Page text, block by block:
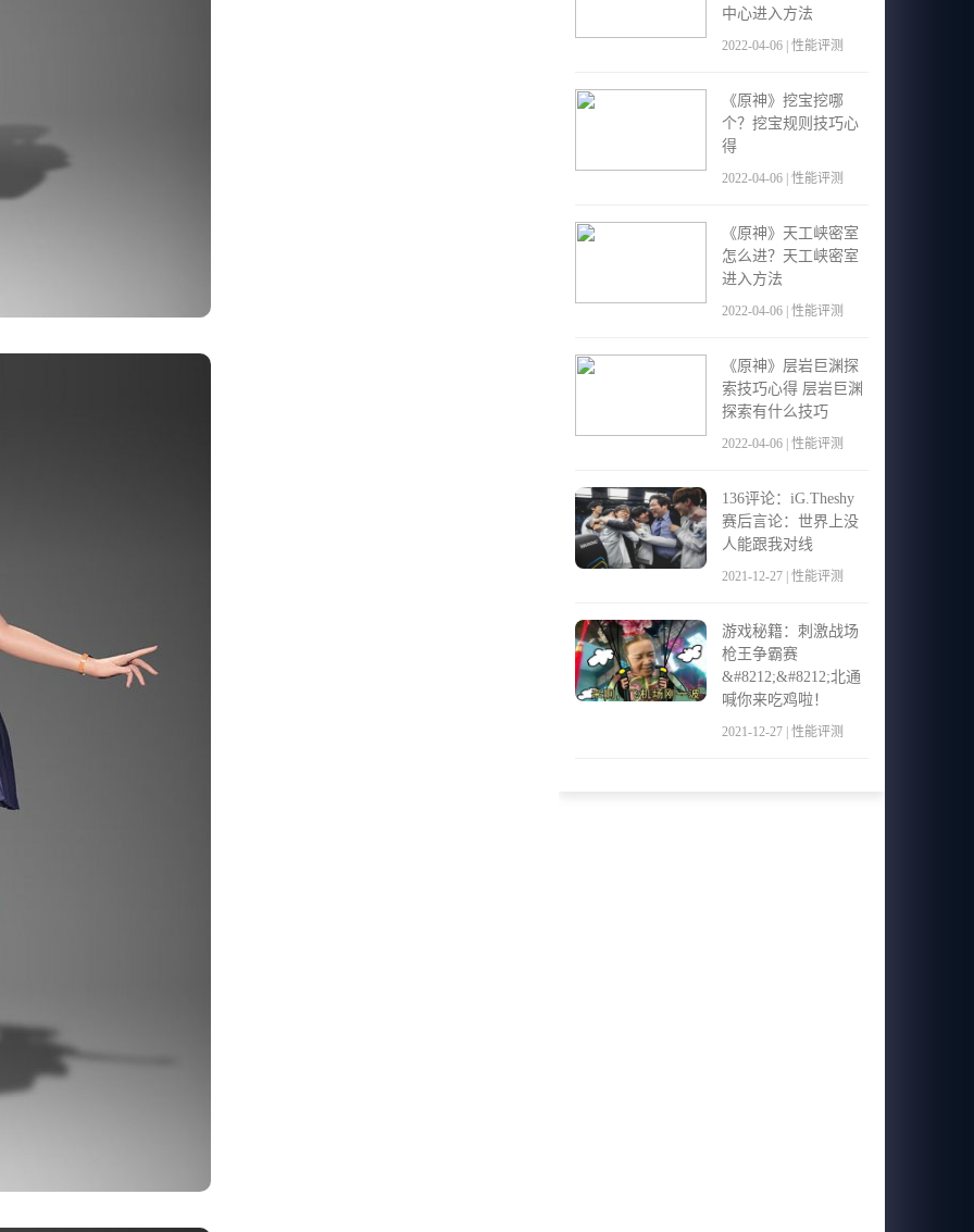
中心进入方法
2022-04-06 | 性能评测
《原神》挖宝挖哪
个？挖宝规则技巧心
得
2022-04-06 | 性能评测
《原神》天工峡密室
怎么进？天工峡密室
进入方法
2022-04-06 | 性能评测
《原神》层岩巨渊探
索技巧心得 层岩巨渊
探索有什么技巧
2022-04-06 | 性能评测
136评论：iG.Theshy
赛后言论：世界上没
人能跟我对线
2021-12-27 | 性能评测
游戏秘籍：刺激战场
枪王争霸赛
&#8212;&#8212;北通
喊你来吃鸡啦！
2021-12-27 | 性能评测